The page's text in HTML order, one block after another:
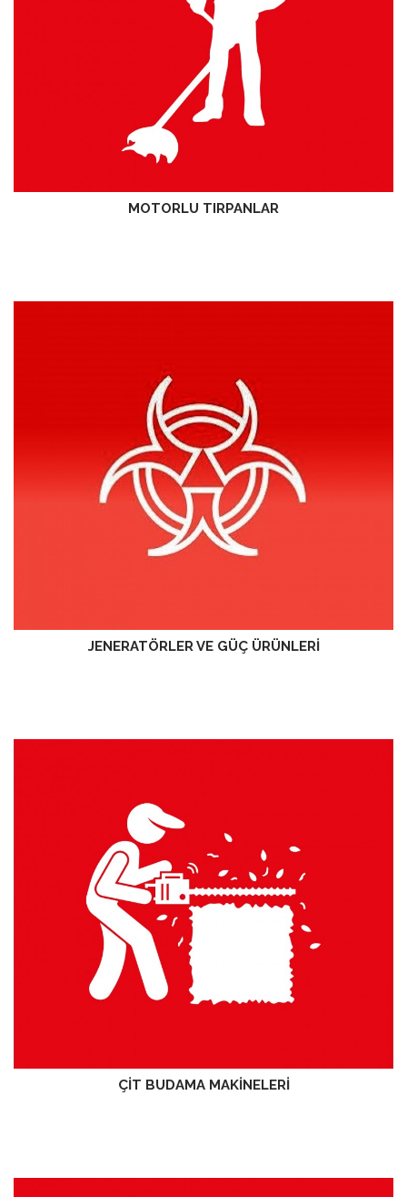
MOTORLU TIRPANLAR
JENERATÖRLER VE GÜÇ ÜRÜNLERİ
ÇİT BUDAMA MAKİNELERİ